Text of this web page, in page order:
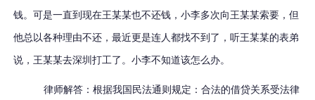
钱。可是一直到现在王某某也不还钱，小李多次向王某某索要，但
他总以各种理由不还，最近更是连人都找不到了，听王某某的表弟
说，王某某去深圳打工了。小李不知道该怎么办。
律师解答：根据我国民法通则规定：合法的借贷关系受法律